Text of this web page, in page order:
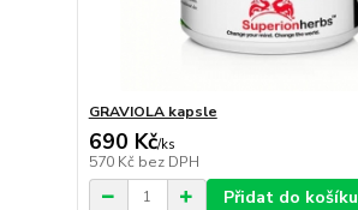
GRAVIOLA kapsle
690 Kč/ks
570 Kč bez DPH
Přidat do košíku